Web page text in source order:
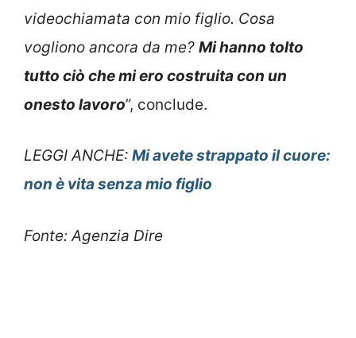
videochiamata con mio figlio. Cosa
vogliono ancora da me? Mi hanno tolto
tutto ciò che mi ero costruita con un
onesto lavoro”, conclude.
LEGGI ANCHE: Mi avete strappato il cuore:
non è vita senza mio figlio
Fonte: Agenzia Dire